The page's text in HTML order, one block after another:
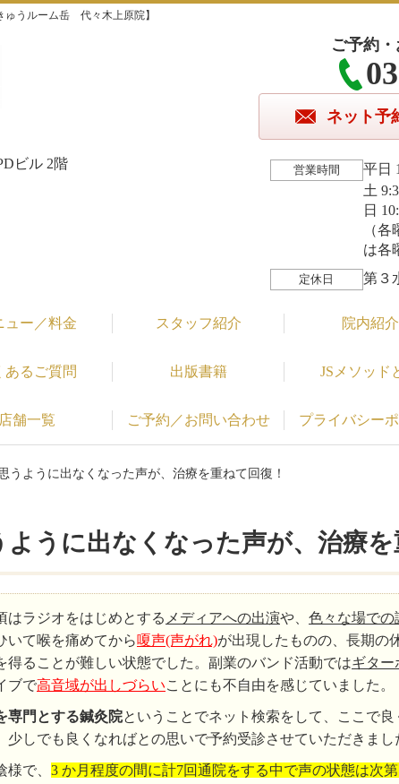
ゅうルーム岳 代々木上原院】
ビル 2階
ご予約
ネット予
営業時間
平日
土
日
（
は各
定休日 第３
ュー／料金 スタッフ紹介 院内紹介
あるご質問 出版書籍 JSメソッド
店舗一覧 ご予約／お問い合わせ プライバシー
うように出なくなった声が、治療を重ねて回復！
うに出なくなった声が、治療
はラジオをはじめとする メディアへの出演や、 色々な場での
いて喉を痛めてから嗄声(声がれ)が出現したものの、長期の
得ることが難しい状態でした。副業のバンド活動ではギター
ブで高音域が出しづらいことにも不自由を感じていました。
専門とする鍼灸院ということでネット検索をして、ここで
少しでも良くなればとの思いで予約受診させていただきまし
様で、 3 か月程度の間に計7回通院をする中で声の状態は次